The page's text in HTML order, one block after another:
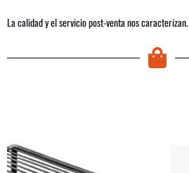
La calidad y el servicio post-venta nos caracterizan.